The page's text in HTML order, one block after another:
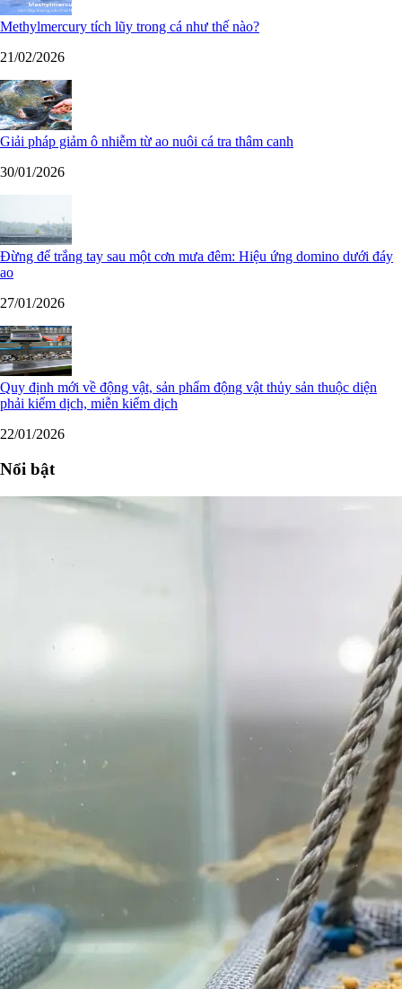
Methylmercury tích lũy trong cá như thế nào?
21/02/2026
Giải pháp giảm ô nhiễm từ ao nuôi cá tra thâm canh
30/01/2026
Đừng để trắng tay sau một cơn mưa đêm: Hiệu ứng domino dưới đáy
ao
27/01/2026
Quy định mới về động vật, sản phẩm động vật thủy sản thuộc diện
phải kiểm dịch, miễn kiểm dịch
22/01/2026
Nổi bật